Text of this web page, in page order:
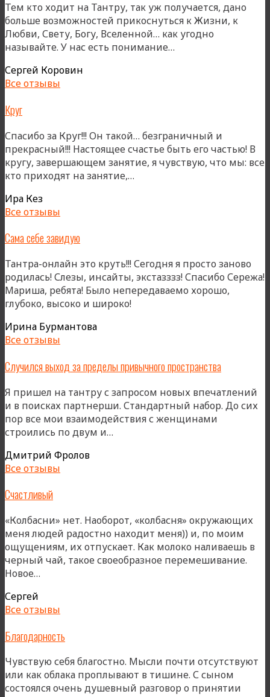
Тем кто ходит на Тантру, так уж получается, дано
больше возможностей прикоснуться к Жизни, к
Любви, Свету, Богу, Вселенной… как угодно
называйте. У нас есть понимание…
Сергей Коровин
Все отзывы
Круг
Спасибо за Круг!!! Он такой… безграничный и
прекрасный!!! Настоящее счастье быть его частью! В
кругу, завершающем занятие, я чувствую, что мы: все
кто приходят на занятие,…
Ира Кез
Все отзывы
Сама себе завидую
Тантра-онлайн это круть!!! Сегодня я просто заново
родилась! Слезы, инсайты, экстазззз! Спасибо Сережа!
Мариша, ребята! Было непередаваемо хорошо,
глубоко, высоко и широко!
Ирина Бурмантова
Все отзывы
Случился выход за пределы привычного пространства
Я пришел на тантру с запросом новых впечатлений
и в поисках партнерши. Стандартный набор. До сих
пор все мои взаимодействия с женщинами
строились по двум и…
Дмитрий Фролов
Все отзывы
Счастливый
«Колбасни» нет. Наоборот, «колбасня» окружающих
меня людей радостно находит меня)) и, по моим
ощущениям, их отпускает. Как молоко наливаешь в
черный чай, такое своеобразное перемешивание.
Новое…
Сергей
Все отзывы
Благодарность
Чувствую себя благостно. Мысли почти отсутствуют
или как облака проплывают в тишине. С сыном
состоялся очень душевный разговор о принятии